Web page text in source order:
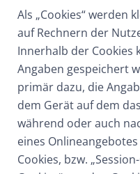
Als „Cookies“ werden
auf Rechnern der
Innerhalb der Cookies
Angaben gespeichert
primär dazu, die
dem Gerät auf dem
während oder auch
eines
Cookies, bzw.